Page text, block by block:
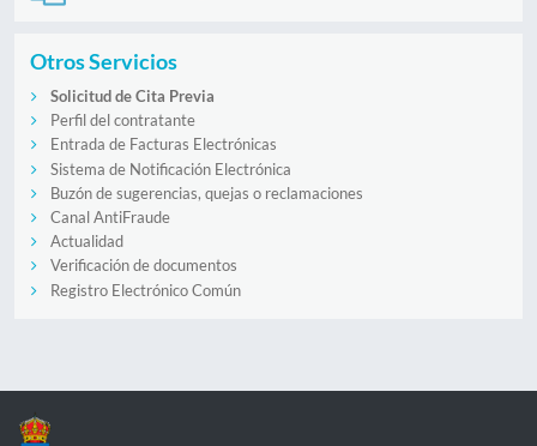
Otros Servicios
Solicitud de Cita Previa
Perfil del contratante
Entrada de Facturas Electrónicas
Sistema de Notificación Electrónica
Buzón de sugerencias, quejas o reclamaciones
Canal AntiFraude
Actualidad
Verificación de documentos
Registro Electrónico Común